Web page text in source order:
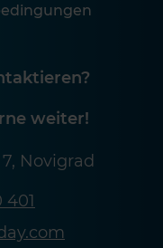
weiter!
Novigrad
401